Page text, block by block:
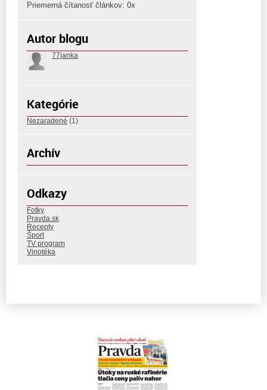
Priemerná čítanosť článkov: 0x
Autor blogu
77janka
Kategórie
Nezaradené (1)
Archív
Odkazy
Fotky
Pravda.sk
Recepty
Šport
TV program
Vinotéka